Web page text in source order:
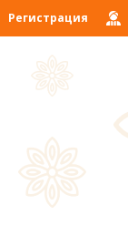
Регистрация